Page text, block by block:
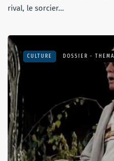
rival, le sorcier…
CULTURE DOSSIER - THEMA